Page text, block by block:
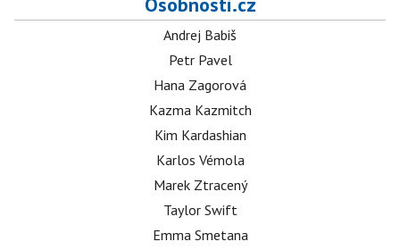
Andrej Babiš
Petr Pavel
Hana Zagorová
Kazma Kazmitch
Kim Kardashian
Karlos Vémola
Marek Ztracený
Taylor Swift
Emma Smetana